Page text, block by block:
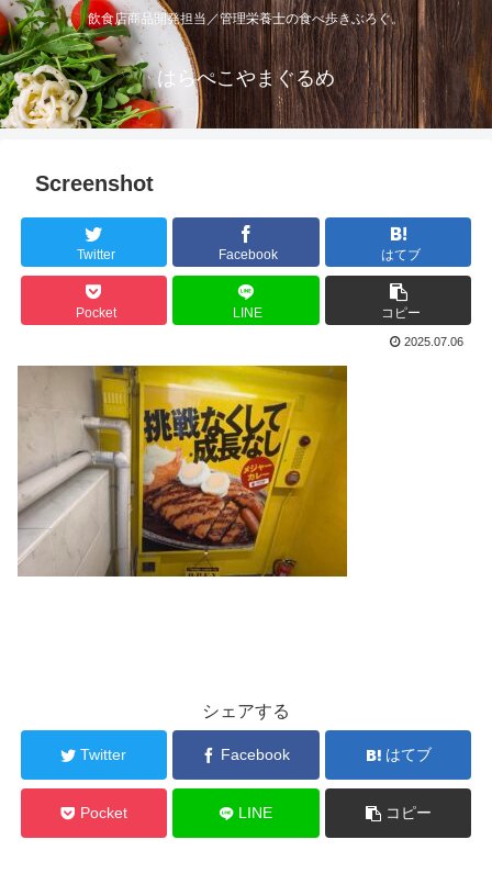
飲食店商品開発担当／管理栄養士の食べ歩きぶろぐ。
はらぺこやまぐるめ
Screenshot
Twitter Facebook はてブ
Pocket LINE コピー
2025.07.06
シェアする
Twitter Facebook はてブ
Pocket LINE コピー